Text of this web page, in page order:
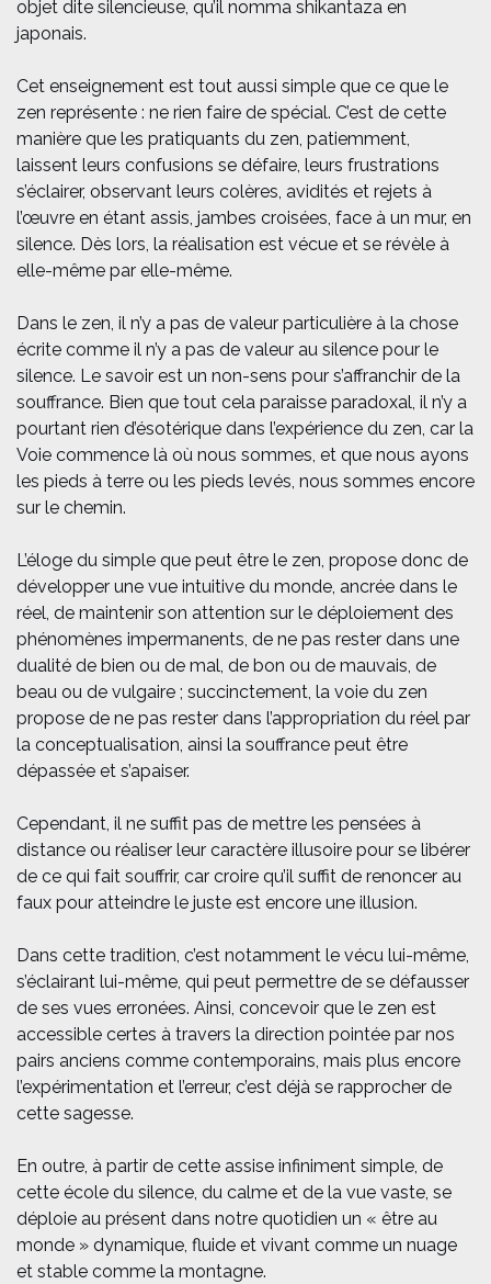
objet dite silencieuse, qu’il nomma shikantaza en
japonais.
Cet enseignement est tout aussi simple que ce que le
zen représente : ne rien faire de spécial. C’est de cette
manière que les pratiquants du zen, patiemment,
laissent leurs confusions se défaire, leurs frustrations
s’éclairer, observant leurs colères, avidités et rejets à
l’œuvre en étant assis, jambes croisées, face à un mur, en
silence. Dès lors, la réalisation est vécue et se révèle à
elle-même par elle-même.
Dans le zen, il n’y a pas de valeur particulière à la chose
écrite comme il n’y a pas de valeur au silence pour le
silence. Le savoir est un non-sens pour s’affranchir de la
souffrance. Bien que tout cela paraisse paradoxal, il n’y a
pourtant rien d’ésotérique dans l’expérience du zen, car la
Voie commence là où nous sommes, et que nous ayons
les pieds à terre ou les pieds levés, nous sommes encore
sur le chemin.
L’éloge du simple que peut être le zen, propose donc de
développer une vue intuitive du monde, ancrée dans le
réel, de maintenir son attention sur le déploiement des
phénomènes impermanents, de ne pas rester dans une
dualité de bien ou de mal, de bon ou de mauvais, de
beau ou de vulgaire ; succinctement, la voie du zen
propose de ne pas rester dans l’appropriation du réel par
la conceptualisation, ainsi la souffrance peut être
dépassée et s’apaiser.
Cependant, il ne suffit pas de mettre les pensées à
distance ou réaliser leur caractère illusoire pour se libérer
de ce qui fait souffrir, car croire qu’il suffit de renoncer au
faux pour atteindre le juste est encore une illusion.
Dans cette tradition, c’est notamment le vécu lui-même,
s’éclairant lui-même, qui peut permettre de se défausser
de ses vues erronées. Ainsi, concevoir que le zen est
accessible certes à travers la direction pointée par nos
pairs anciens comme contemporains, mais plus encore
l’expérimentation et l’erreur, c’est déjà se rapprocher de
cette sagesse.
En outre, à partir de cette assise infiniment simple, de
cette école du silence, du calme et de la vue vaste, se
déploie au présent dans notre quotidien un « être au
monde » dynamique, fluide et vivant comme un nuage
et stable comme la montagne.